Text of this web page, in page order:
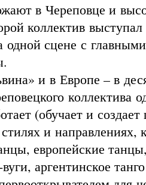
в Череповце и
коллектив выступал
одной сцене с
и в Европе – в
коллектива
(обучает и
и направлениях,
европейские
аргентинское